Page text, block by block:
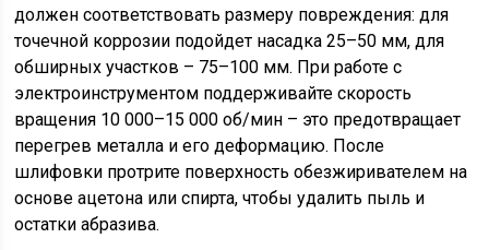
должен соответствовать размеру повреждения: для
точечной коррозии подойдет насадка 25–50 мм, для
обширных участков – 75–100 мм. При работе с
электроинструментом поддерживайте скорость
вращения 10 000–15 000 об/мин – это предотвращает
перегрев металла и его деформацию. После
шлифовки протрите поверхность обезжиривателем на
основе ацетона или спирта, чтобы удалить пыль и
остатки абразива.